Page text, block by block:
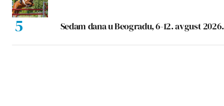
Sedam dana u Beogradu, 6-12. avgust 2026.